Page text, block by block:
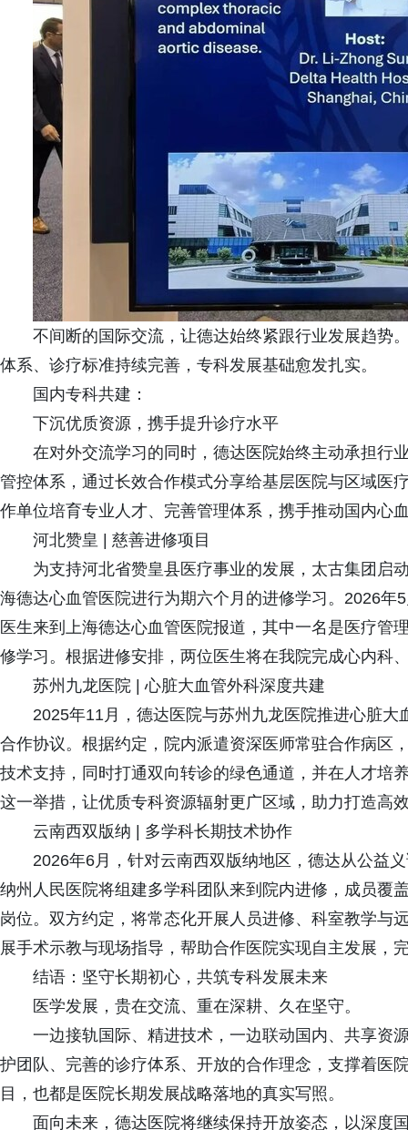
不间断的国际交流，让德达始终紧跟行业发展趋势
体系、诊疗标准持续完善，专科发展基础愈发扎实。
国内专科共建：
下沉优质资源，携手提升诊疗水平
在对外交流学习的同时，德达医院始终主动承担行
管控体系，通过长效合作模式分享给基层医院与区域医
作单位培育专业人才、完善管理体系，携手推动国内心
河北赞皇 | 慈善进修项目
为支持河北省赞皇县医疗事业的发展，太古集团启
海德达心血管医院进行为期六个月的进修学习。2026
医生来到上海德达心血管医院报道，其中一名是医疗管
修学习。根据进修安排，两位医生将在我院完成心内科
苏州九龙医院 | 心脏大血管外科深度共建
2025年11月，德达医院与苏州九龙医院推进心脏
合作协议。根据约定，院内派遣资深医师常驻合作病区
技术支持，同时打通双向转诊的绿色通道，并在人才培
这一举措，让优质专科资源辐射更广区域，助力打造高
云南西双版纳 | 多学科长期技术协作
2026年6月，针对云南西双版纳地区，德达从公益
纳州人民医院将组建多学科团队来到院内进修，成员覆
岗位。双方约定，将常态化开展人员进修、科室教学与
展手术示教与现场指导，帮助合作医院实现自主发展，
结语：坚守长期初心，共筑专科发展未来
医学发展，贵在交流、重在深耕、久在坚守。
一边接轨国际、精进技术，一边联动国内、共享资
护团队、完善的诊疗体系、开放的合作理念，支撑着医
目，也都是医院长期发展战略落地的真实写照。
面向未来，德达医院将继续保持开放姿态，以深度